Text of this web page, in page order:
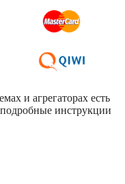
и агрегаторах есть
инструкции